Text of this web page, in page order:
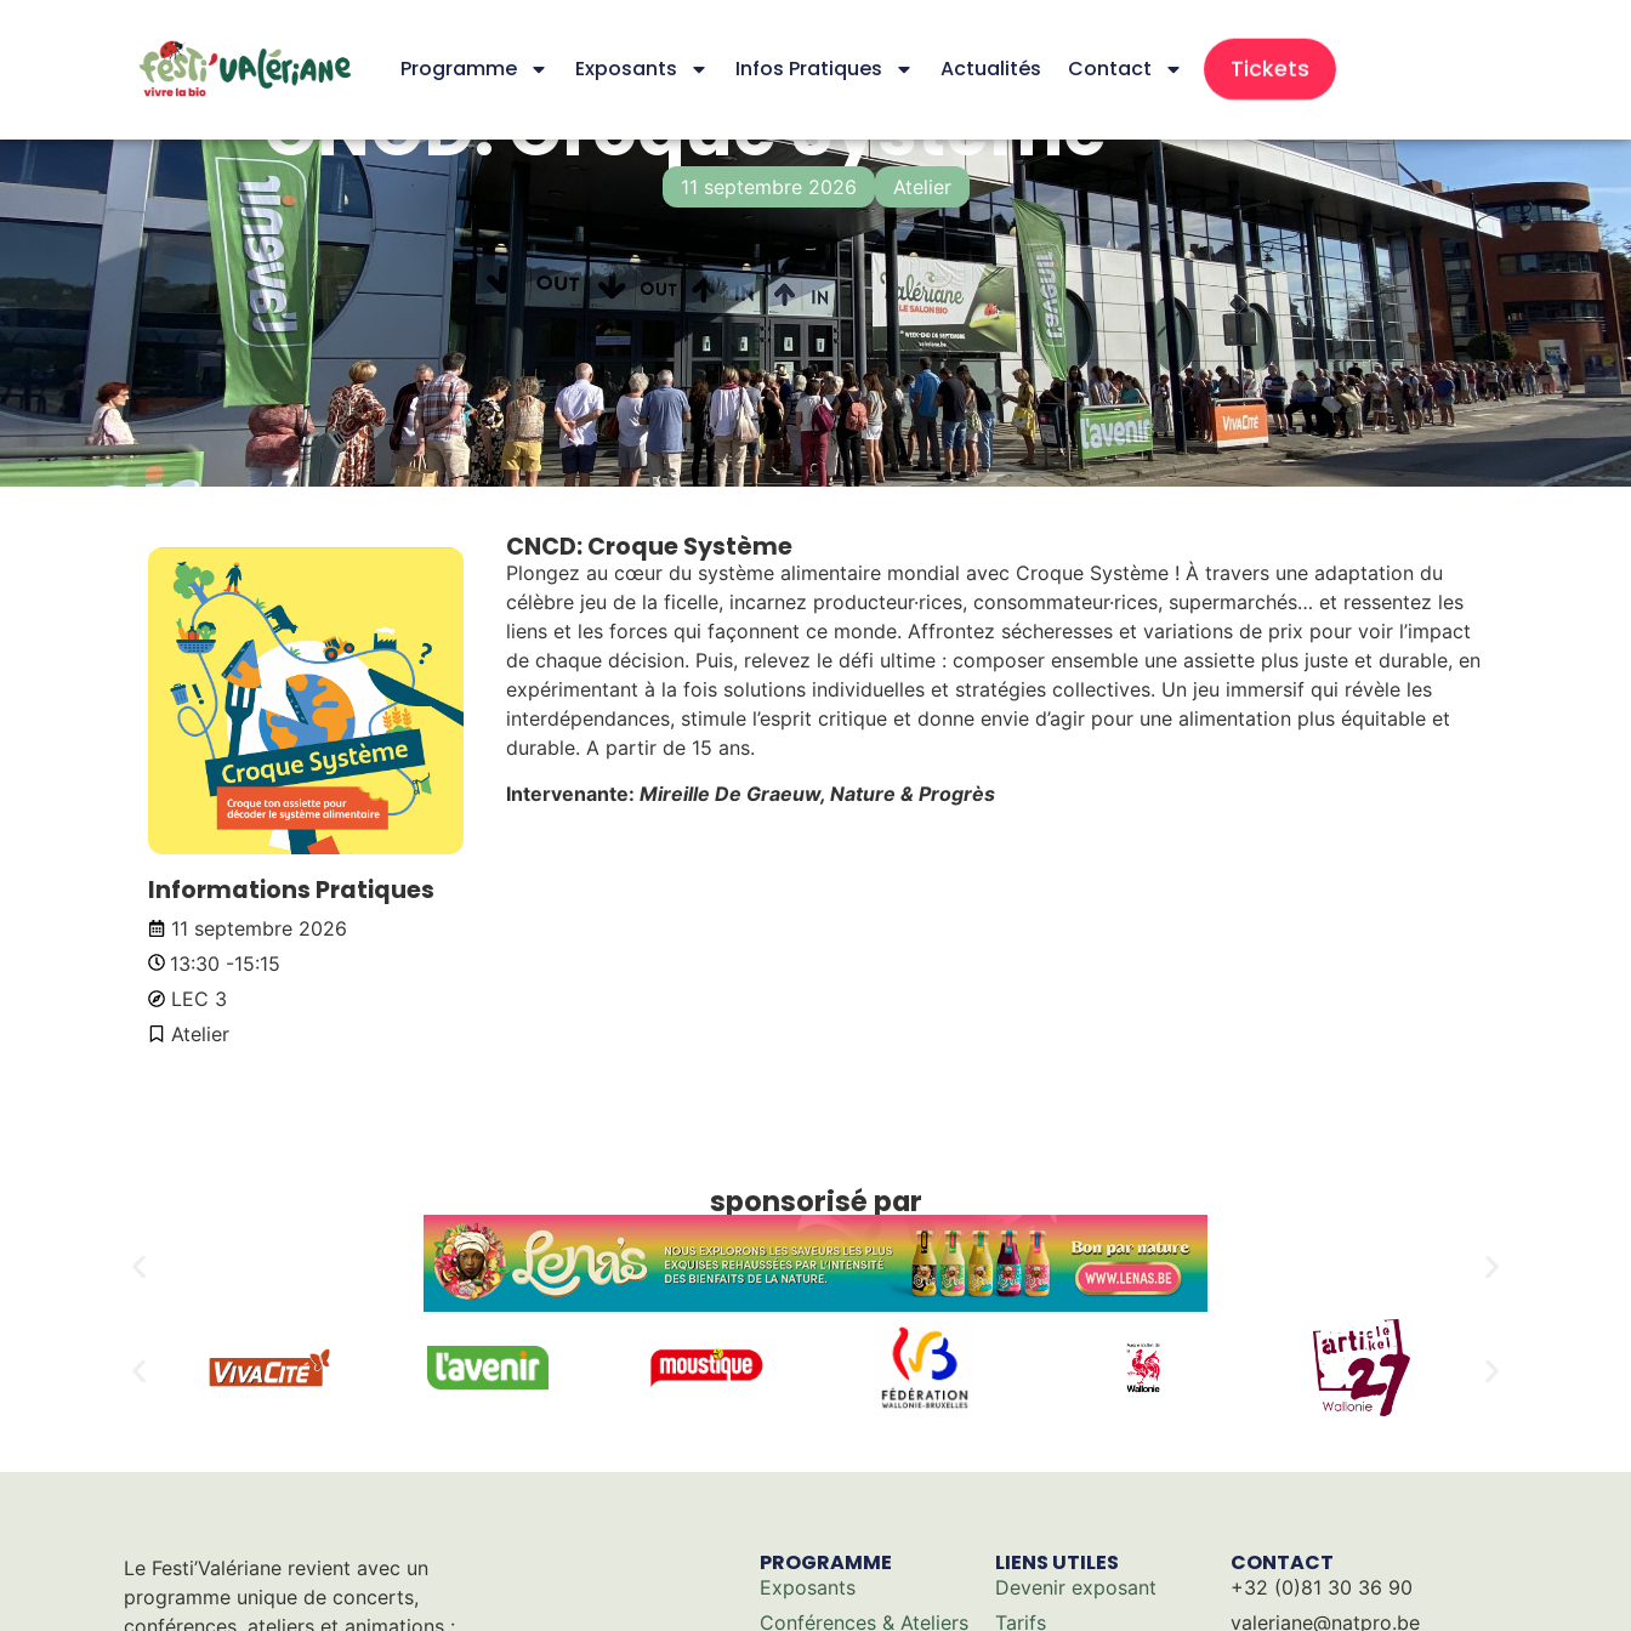
Programme Exposants Infos Pratiques Actualités Contact Tickets
CNCD: Croque Système
11 septembre 2026 Atelier
Informations Pratiques
11 septembre 2026
13:30 -15:15
LEC 3
Atelier
CNCD: Croque Système
Plongez au cœur du système alimentaire mondial avec Croque Système ! À travers une adaptation du
célèbre jeu de la ficelle, incarnez producteur·rices, consommateur·rices, supermarchés… et ressentez les
liens et les forces qui façonnent ce monde. Affrontez sécheresses et variations de prix pour voir l’impact
de chaque décision. Puis, relevez le défi ultime : composer ensemble une assiette plus juste et durable, en
expérimentant à la fois solutions individuelles et stratégies collectives. Un jeu immersif qui révèle les
interdépendances, stimule l’esprit critique et donne envie d’agir pour une alimentation plus équitable et
durable. A partir de 15 ans.
Intervenante: Mireille De Graeuw, Nature & Progrès
sponsorisé par
Le Festi’Valériane revient avec un
programme unique de concerts,
conférences, ateliers et animations :
PROGRAMME
Exposants
Conférences & Ateliers
LIENS UTILES
Devenir exposant
Tarifs
CONTACT
+32 (0)81 30 36 90
valeriane@natpro.be